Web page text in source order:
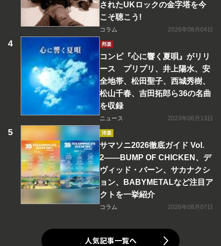
されたUKロックの金字塔を今
こそ聴こう!
コラム 2026年08月04日
邦楽
コンピ『心に響く夏唄』がリリ
ース プリプリ、井上陽水、安
全地帯、松田聖子、西城秀樹、
松山千春、吉田拓郎ら36の名曲
を収録
ニュース 2023年06月13日
洋楽
サマソニ2026徹底ガイド Vol.
2――BUMP OF CHICKEN、デ
ヴィッド・バーン、サカナクシ
ョン、BABYMETALなど注目ア
クトを一挙紹介
コラム 2026年08月07日
人気記事一覧へ